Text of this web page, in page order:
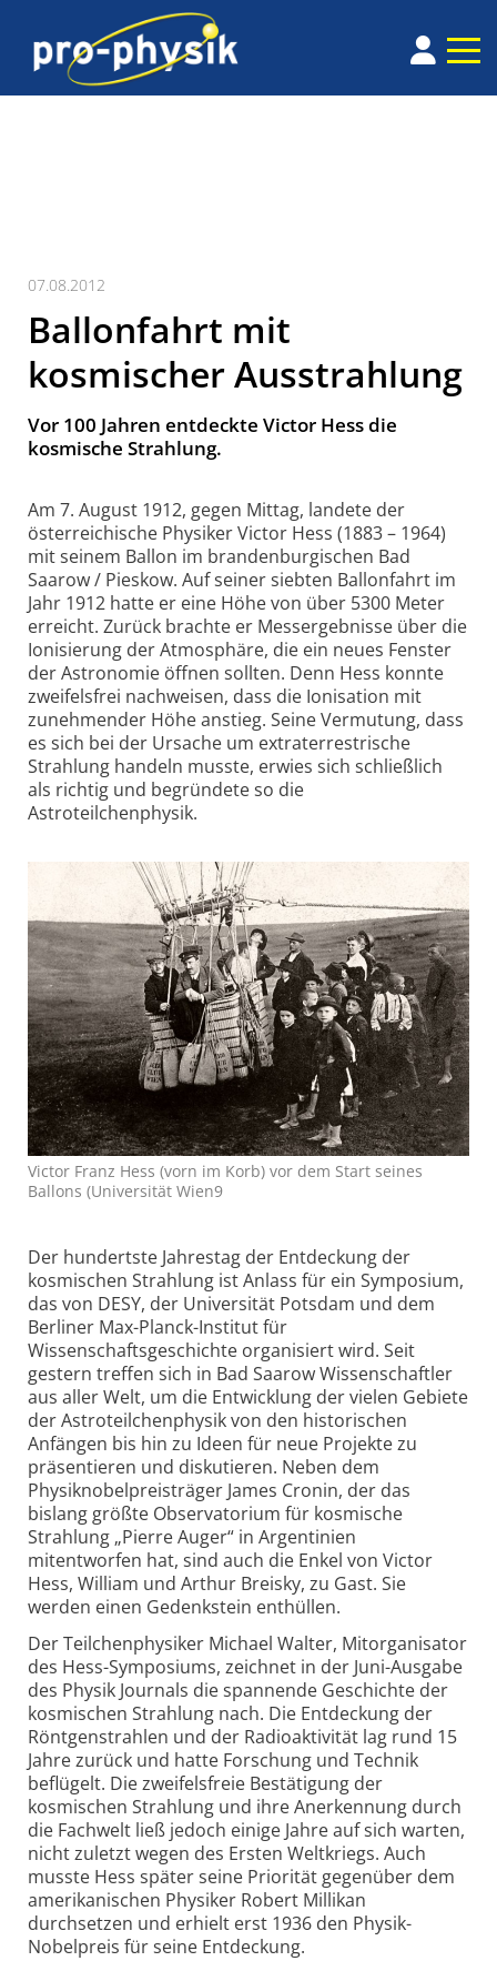
07.08.2012
Ballonfahrt mit
kosmischer Ausstrahlung
Vor 100 Jahren entdeckte Victor Hess die
kosmische Strahlung.
Am 7. August 1912, gegen Mittag, landete der
österreichische Physiker Victor Hess (1883 – 1964)
mit seinem Ballon im brandenburgischen Bad
Saarow / Pieskow. Auf seiner siebten Ballonfahrt im
Jahr 1912 hatte er eine Höhe von über 5300 Meter
erreicht. Zurück brachte er Messergebnisse über die
Ionisierung der Atmosphäre, die ein neues Fenster
der Astronomie öffnen sollten. Denn Hess konnte
zweifelsfrei nachweisen, dass die Ionisation mit
zunehmender Höhe anstieg. Seine Vermutung, dass
es sich bei der Ursache um extraterrestrische
Strahlung handeln musste, erwies sich schließlich
als richtig und begründete so die
Astroteilchenphysik.
Victor Franz Hess (vorn im Korb) vor dem Start seines
Ballons (Universität Wien9
Der hundertste Jahrestag der Entdeckung der
kosmischen Strahlung ist Anlass für ein Symposium,
das von DESY, der Universität Potsdam und dem
Berliner Max-Planck-Institut für
Wissenschaftsgeschichte organisiert wird. Seit
gestern treffen sich in Bad Saarow Wissenschaftler
aus aller Welt, um die Entwicklung der vielen Gebiete
der Astroteilchenphysik von den historischen
Anfängen bis hin zu Ideen für neue Projekte zu
präsentieren und diskutieren. Neben dem
Physiknobelpreisträger James Cronin, der das
bislang größte Observatorium für kosmische
Strahlung „Pierre Auger“ in Argentinien
mitentworfen hat, sind auch die Enkel von Victor
Hess, William und Arthur Breisky, zu Gast. Sie
werden einen Gedenkstein enthüllen.
Der Teilchenphysiker Michael Walter, Mitorganisator
des Hess-Symposiums, zeichnet in der Juni-Ausgabe
des Physik Journals die spannende Geschichte der
kosmischen Strahlung nach. Die Entdeckung der
Röntgenstrahlen und der Radioaktivität lag rund 15
Jahre zurück und hatte Forschung und Technik
beflügelt. Die zweifelsfreie Bestätigung der
kosmischen Strahlung und ihre Anerkennung durch
die Fachwelt ließ jedoch einige Jahre auf sich warten,
nicht zuletzt wegen des Ersten Weltkriegs. Auch
musste Hess später seine Priorität gegenüber dem
amerikanischen Physiker Robert Millikan
durchsetzen und erhielt erst 1936 den Physik-
Nobelpreis für seine Entdeckung.